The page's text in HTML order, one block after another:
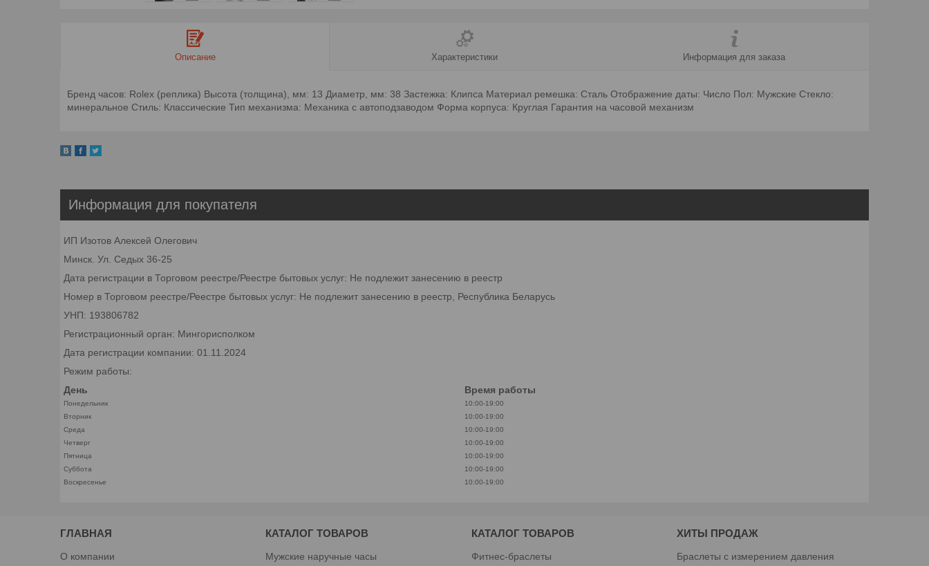
Описание Характеристики Информация для заказа
Бренд часов: Rolex (реплика) Высота (толщина), мм: 13 Диаметр, мм: 38 Застежка: Клипса Материал ремешка: Сталь Отображение даты: Число Пол: Мужские Стекло:
минеральное Стиль: Классические Тип механизма: Механика с автоподзаводом Форма корпуса: Круглая Гарантия на часовой механизм
Информация для покупателя
ИП Изотов Алексей Олегович
Минск. Ул. Седых 36-25
Дата регистрации в Торговом реестре/Реестре бытовых услуг: Не подлежит занесению в реестр
Номер в Торговом реестре/Реестре бытовых услуг: Не подлежит занесению в реестр, Республика Беларусь
УНП: 193806782
Регистрационный орган: Мингорисполком
Дата регистрации компании: 01.11.2024
Режим работы:
День
Время работы
Понедельник
10:00-19:00
Вторник
10:00-19:00
Среда
10:00-19:00
Четверг
10:00-19:00
Пятница
10:00-19:00
Суббота
10:00-19:00
Воскресенье
10:00-19:00
ГЛАВНАЯ
О компании
КАТАЛОГ ТОВАРОВ
Мужские наручные часы
КАТАЛОГ ТОВАРОВ
Фитнес-браслеты
ХИТЫ ПРОДАЖ
Браслеты с измерением давления